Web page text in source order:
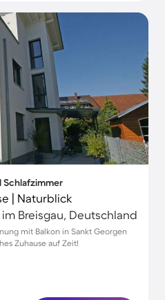
Schlafzimmer
| Naturblick
Breisgau, Deutschland
mit Balkon in Sankt Georgen
Zuhause auf Zeit!